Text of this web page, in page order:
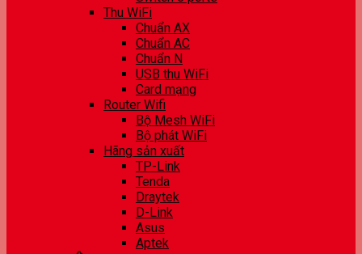
Thu WiFi
Chuẩn AX
Chuẩn AC
Chuẩn N
USB thu WiFi
Card mạng
Router Wifi
Bộ Mesh WiFi
Bộ phát WiFi
Hãng sản xuất
TP-Link
Tenda
Draytek
D-Link
Asus
Aptek